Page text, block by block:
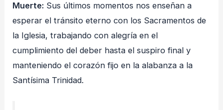
Muerte: Sus últimos momentos nos enseñan a
esperar el tránsito eterno con los Sacramentos de
la Iglesia, trabajando con alegría en el
cumplimiento del deber hasta el suspiro final y
manteniendo el corazón fijo en la alabanza a la
Santísima Trinidad.